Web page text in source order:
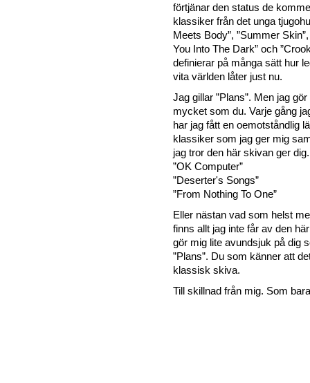
förtjänar den status de
klassiker från det unga
Meets Body”, ”Summer
You Into The Dark” och
definierar på många sätt hur
vita världen låter just nu.
Jag gillar ”Plans”. Men jag
mycket som du. Varje gång
har jag fått en oemotståndlig
klassiker som jag ger mig
jag tror den här skivan ger dig.
”OK Computer”
”Deserter's Songs”
”From Nothing To One”
Eller nästan vad som helst
finns allt jag inte får av den
gör mig lite avundsjuk på dig
”Plans”. Du som känner att
klassisk skiva.
Till skillnad från mig. Som